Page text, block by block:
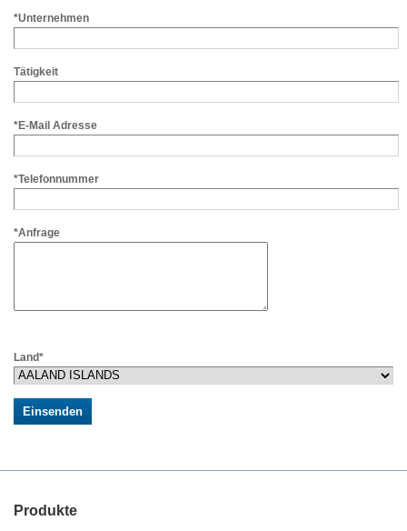
*Unternehmen
Tätigkeit
*E-Mail Adresse
*Telefonnummer
*Anfrage
Land*
Produkte